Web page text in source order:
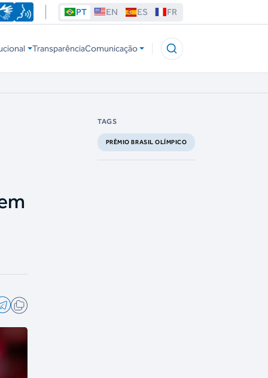
PT EN ES FR
TransparênciaComunicação
TAGS
PRÊMIO BRASIL OLÍMPICO